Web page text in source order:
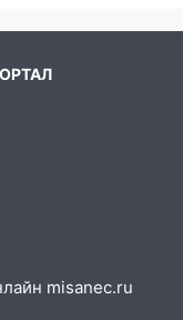
прав
14
сбил 18-
ДТП
байкера
misanec.ru